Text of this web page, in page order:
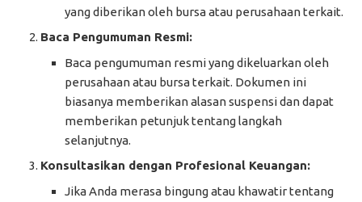
yang diberikan oleh bursa atau perusahaan terkait.
Baca Pengumuman Resmi:
Baca pengumuman resmi yang dikeluarkan oleh
perusahaan atau bursa terkait. Dokumen ini
biasanya memberikan alasan suspensi dan dapat
memberikan petunjuk tentang langkah
selanjutnya.
Konsultasikan dengan Profesional Keuangan:
Jika Anda merasa bingung atau khawatir tentang